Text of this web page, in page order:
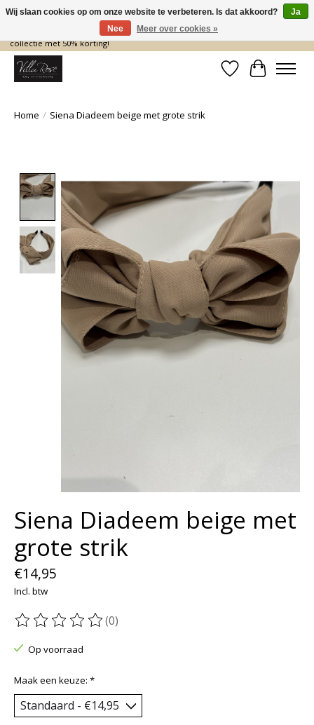
De nieuwe collectie komt eraan… en wij maken ruimte! Shop nu de zomer
collectie met 50% korting!
Verlanglijst
Home / Siena Diadeem beige met grote strik
Product image slideshow Items
Siena Diadeem beige met
grote strik
€14,95
Incl. btw
De beoordeling van dit product is
(0)
Op voorraad
Maak een keuze: *
Wij slaan cookies op om onze website te verbeteren. Is dat akkoord?
Ja
Nee
Meer over cookies »